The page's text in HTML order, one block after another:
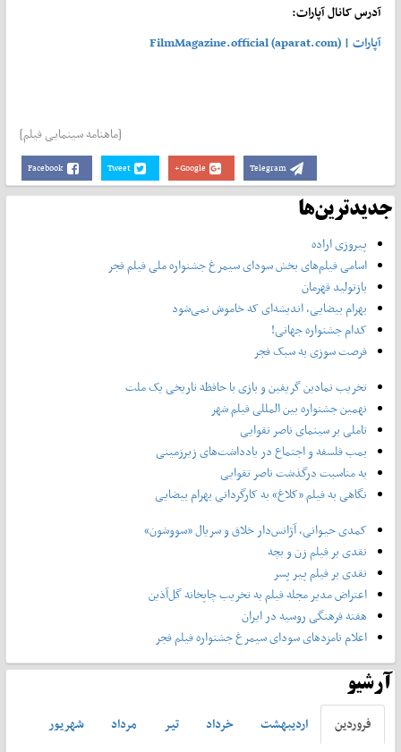
آدرس کانال آپارات:
آپارات | FilmMagazine.official (aparat.com)
[ماهنامه سینمایی فیلم]
Facebook Tweet Google+ Telegram
جدیدترین‌ها
پیروزی اراده
اسامی فیلم‌های بخش سودای سیمرغ جشنواره‌ ملی فیلم فجر
بازتولید قهرمان
بهرام بیضایی، اندیشه‌ای که خاموش نمی‌شود
کدام جشنواره جهانی!
فرصت سوزی به سبک فجر
تخریب نمادین گریفین و بازی با حافظه تاریخی یک ملت
نهمین جشنواره بین المللی فیلم شهر
تاملی بر سینمای ناصر تقوایی
بمب فلسفه و اجتماع در یادداشت‌های زیرزمینی
به مناسبت درگذشت ناصر تقوایی
نگاهی به فیلم «کلاغ» به کارگردانی بهرام بیضایی
کمدی حیوانی، آژانس‌دار خلاق و سریال «سووشون»
نقدی بر فیلم زن و بچه
نقدی بر فیلم پیر پسر
اعتراض مدیر مجله فیلم به تخریب چاپخانه گل‌آذین
هفته فرهنگی روسیه در ایران
اعلام نامزدهای سودای سیمرغ جشنواره فیلم فجر
آرشیو
فروردين ارديبهشت خرداد تير مرداد
شهريور